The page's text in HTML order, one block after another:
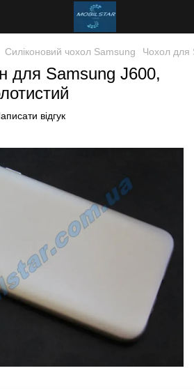
Силіконовий чохол Samsung Чохол для
для Samsung J600,
відгук